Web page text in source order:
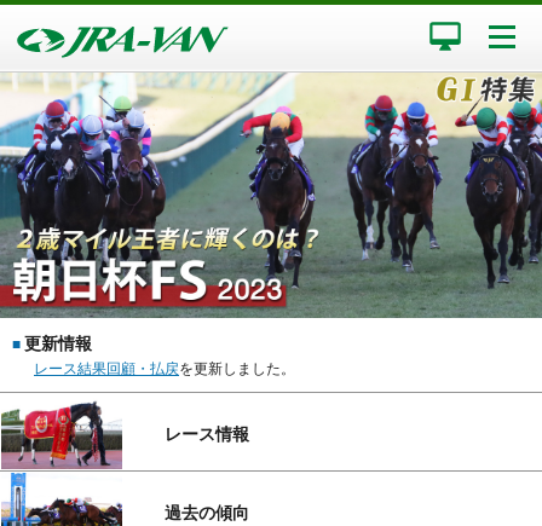
■ 更新情報
レース結果回顧・払戻を更新しました。
レース情報
過去の傾向